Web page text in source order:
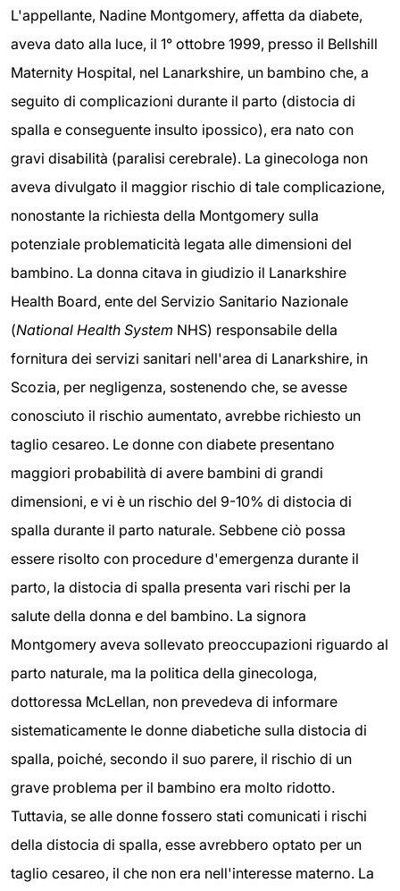
L'appellante, Nadine Montgomery, affetta da diabete,
aveva dato alla luce, il 1° ottobre 1999, presso il Bellshill
Maternity Hospital, nel Lanarkshire, un bambino che, a
seguito di complicazioni durante il parto (distocia di
spalla e conseguente insulto ipossico), era nato con
gravi disabilità (paralisi cerebrale). La ginecologa non
aveva divulgato il maggior rischio di tale complicazione,
nonostante la richiesta della Montgomery sulla
potenziale problematicità legata alle dimensioni del
bambino. La donna citava in giudizio il Lanarkshire
Health Board, ente del Servizio Sanitario Nazionale
(National Health System NHS) responsabile della
fornitura dei servizi sanitari nell'area di Lanarkshire, in
Scozia, per negligenza, sostenendo che, se avesse
conosciuto il rischio aumentato, avrebbe richiesto un
taglio cesareo. Le donne con diabete presentano
maggiori probabilità di avere bambini di grandi
dimensioni, e vi è un rischio del 9-10% di distocia di
spalla durante il parto naturale. Sebbene ciò possa
essere risolto con procedure d'emergenza durante il
parto, la distocia di spalla presenta vari rischi per la
salute della donna e del bambino. La signora
Montgomery aveva sollevato preoccupazioni riguardo al
parto naturale, ma la politica della ginecologa,
dottoressa McLellan, non prevedeva di informare
sistematicamente le donne diabetiche sulla distocia di
spalla, poiché, secondo il suo parere, il rischio di un
grave problema per il bambino era molto ridotto.
Tuttavia, se alle donne fossero stati comunicati i rischi
della distocia di spalla, esse avrebbero optato per un
taglio cesareo, il che non era nell'interesse materno. La